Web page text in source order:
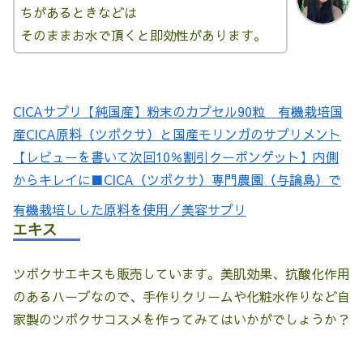
ちがあるときなどは
そのままお水で頂くと即効性があります。
CICAサプリ【純国産】粉末のカプセル90粒 有機栽培国
産CICA原料（ツボクサ）と国産モリンガのサプリメント
【レビューを書いて次回10％割引クーポンゲット】内側
からキレイに■CICA（ツボクサ）専門農園（与論島）で
有機栽培しした原料を使用／美容サプリ
エキス
ツボクサエキスも販売しています。美肌効果、抗酸化作用
のあるハーブなので、手作りクリームや化粧水作りなど自
家製のツボクサコスメを作ってみてはいかがでしょうか？